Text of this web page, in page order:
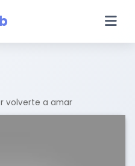
volverte a amar